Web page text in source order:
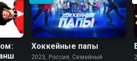
Хоккейные папы
2023, Россия, Cемейный